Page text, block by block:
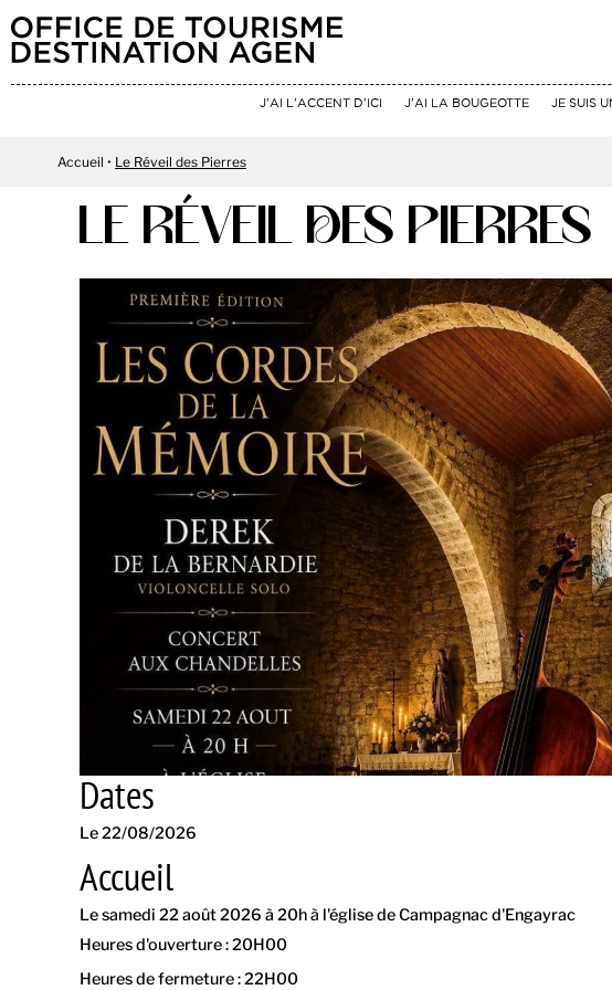
J'AI L'ACCENT D'ICI J'AI LA BOUGEOTTE JE SUIS
Accueil Le Réveil des Pierres
LE RÉVEIL DES PIERRES
Dates
Le 22/08/2026
Accueil
Le samedi 22 août 2026 à 20h à l'église de Campagnac d'Engayrac
Heures d'ouverture : 20H00
Heures de fermeture : 22H00